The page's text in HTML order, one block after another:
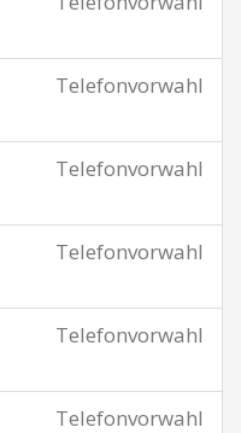
Telefonvorwahl
Telefonvorwahl
Telefonvorwahl
Telefonvorwahl
Telefonvorwahl